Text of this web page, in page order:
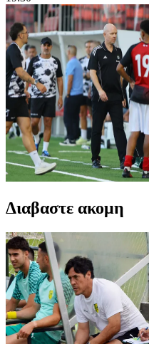
Διαβαστε ακομη